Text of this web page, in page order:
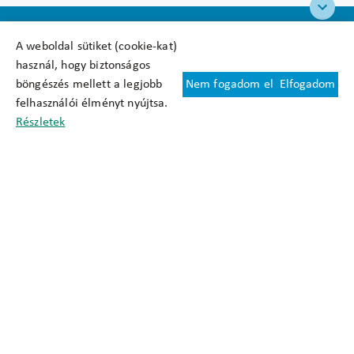
A weboldal sütiket (cookie-kat)
használ, hogy biztonságos
böngészés mellett a legjobb
felhasználói élményt nyújtsa.
Részletek
Nem fogadom el Elfogadom
Felhasználási feltételek